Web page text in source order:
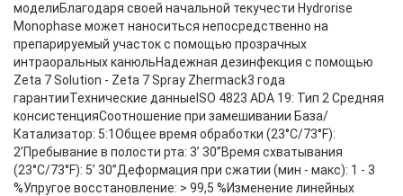
моделиБлагодаря своей начальной текучести Hydrorise
Monophase может наноситься непосредственно на
препарируемый участок с помощью прозрачных
интраоральных канюльНадежная дезинфекция с помощью
Zeta 7 Solution - Zeta 7 Spray Zhermack3 года
гарантииТехнические данныеISO 4823 ADA 19: Тип 2 Средняя
консистенцияСоотношение при замешивании База/
Катализатор: 5:1Общее время обработки (23°C/73°F):
2’Пребывание в полости рта: 3’ 30’’Время схватывания
(23°C/73°F): 5’ 30’’Деформация при сжатии (мин - макс): 1 - 3
%Упругое восстановление: > 99,5 %Изменение линейных